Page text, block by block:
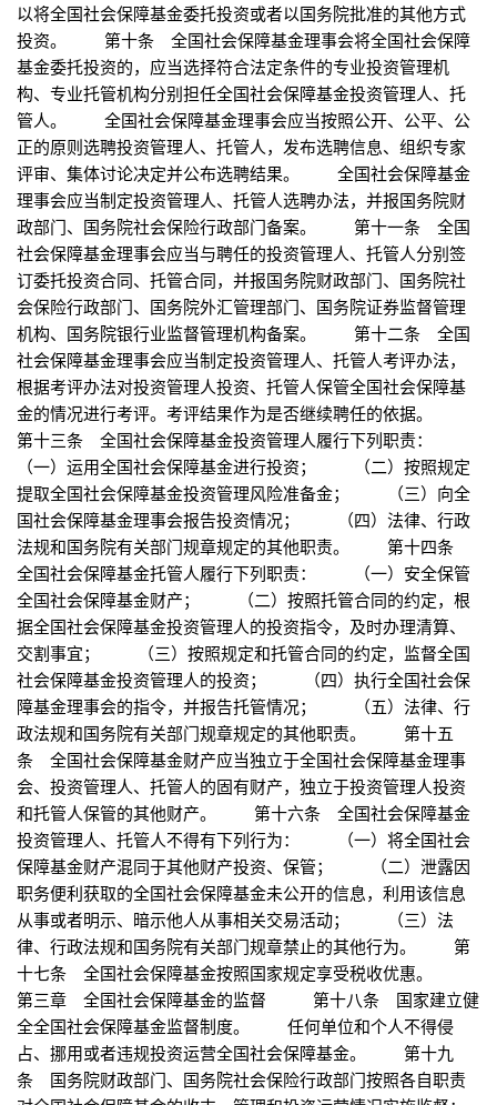
以将全国社会保障基金委托投资或者以国务院批准的其他方式
投资。 第十条 全国社会保障基金理事会将全国社会保障
基金委托投资的，应当选择符合法定条件的专业投资管理机
构、专业托管机构分别担任全国社会保障基金投资管理人、托
管人。 全国社会保障基金理事会应当按照公开、公平、公
正的原则选聘投资管理人、托管人，发布选聘信息、组织专家
评审、集体讨论决定并公布选聘结果。 全国社会保障基金
理事会应当制定投资管理人、托管人选聘办法，并报国务院财
政部门、国务院社会保险行政部门备案。 第十一条 全国
社会保障基金理事会应当与聘任的投资管理人、托管人分别签
订委托投资合同、托管合同，并报国务院财政部门、国务院社
会保险行政部门、国务院外汇管理部门、国务院证券监督管理
机构、国务院银行业监督管理机构备案。 第十二条 全国
社会保障基金理事会应当制定投资管理人、托管人考评办法，
根据考评办法对投资管理人投资、托管人保管全国社会保障基
金的情况进行考评。考评结果作为是否继续聘任的依据。
第十三条 全国社会保障基金投资管理人履行下列职责：
（一）运用全国社会保障基金进行投资； （二）按照规定
提取全国社会保障基金投资管理风险准备金； （三）向全
国社会保障基金理事会报告投资情况； （四）法律、行政
法规和国务院有关部门规章规定的其他职责。 第十四条
全国社会保障基金托管人履行下列职责： （一）安全保管
全国社会保障基金财产； （二）按照托管合同的约定，根
据全国社会保障基金投资管理人的投资指令，及时办理清算、
交割事宜； （三）按照规定和托管合同的约定，监督全国
社会保障基金投资管理人的投资； （四）执行全国社会保
障基金理事会的指令，并报告托管情况； （五）法律、行
政法规和国务院有关部门规章规定的其他职责。 第十五
条 全国社会保障基金财产应当独立于全国社会保障基金理事
会、投资管理人、托管人的固有财产，独立于投资管理人投资
和托管人保管的其他财产。 第十六条 全国社会保障基金
投资管理人、托管人不得有下列行为： （一）将全国社会
保障基金财产混同于其他财产投资、保管； （二）泄露因
职务便利获取的全国社会保障基金未公开的信息，利用该信息
从事或者明示、暗示他人从事相关交易活动； （三）法
律、行政法规和国务院有关部门规章禁止的其他行为。 第
十七条 全国社会保障基金按照国家规定享受税收优惠。
第三章 全国社会保障基金的监督 第十八条 国家建立健
全全国社会保障基金监督制度。 任何单位和个人不得侵
占、挪用或者违规投资运营全国社会保障基金。 第十九
条 国务院财政部门、国务院社会保险行政部门按照各自职责